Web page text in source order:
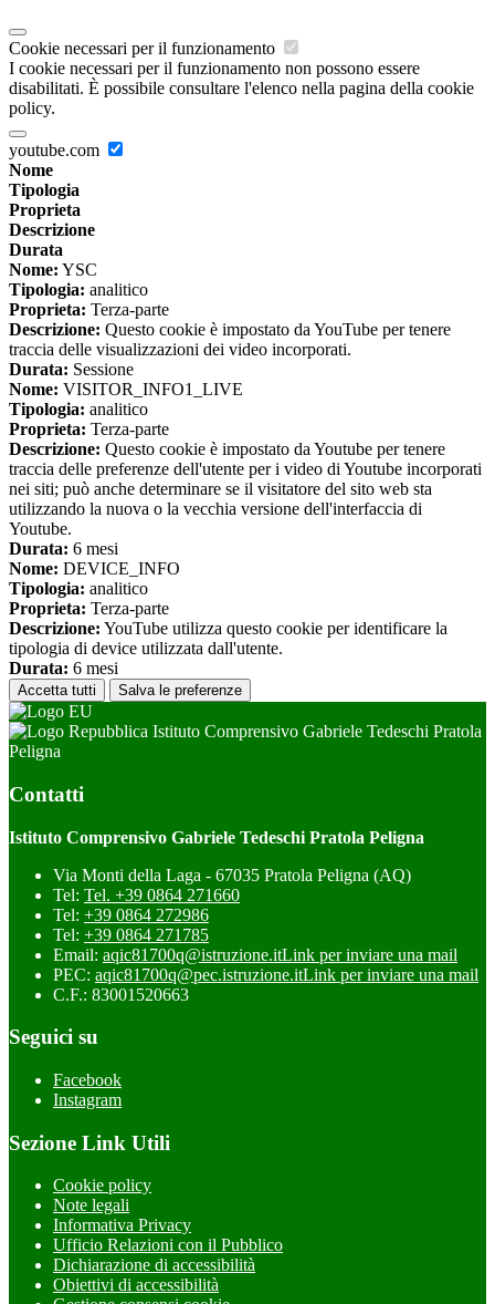
Cookie necessari per il funzionamento
I cookie necessari per il funzionamento non possono essere
disabilitati. È possibile consultare l'elenco nella pagina della cookie
policy.
youtube.com
Nome
Tipologia
Proprieta
Descrizione
Durata
Nome: YSC
Tipologia: analitico
Proprieta: Terza-parte
Descrizione: Questo cookie è impostato da YouTube per tenere
traccia delle visualizzazioni dei video incorporati.
Durata: Sessione
Nome: VISITOR_INFO1_LIVE
Tipologia: analitico
Proprieta: Terza-parte
Descrizione: Questo cookie è impostato da Youtube per tenere
traccia delle preferenze dell'utente per i video di Youtube incorporati
nei siti; può anche determinare se il visitatore del sito web sta
utilizzando la nuova o la vecchia versione dell'interfaccia di
Youtube.
Durata: 6 mesi
Nome: DEVICE_INFO
Tipologia: analitico
Proprieta: Terza-parte
Descrizione: YouTube utilizza questo cookie per identificare la
tipologia di device utilizzata dall'utente.
Durata: 6 mesi
Accetta tutti Salva le preferenze
Istituto Comprensivo Gabriele Tedeschi Pratola
Peligna
Contatti
Istituto Comprensivo Gabriele Tedeschi Pratola Peligna
Via Monti della Laga - 67035 Pratola Peligna (AQ)
Tel: Tel. +39 0864 271660
Tel: +39 0864 272986
Tel: +39 0864 271785
Email: aqic81700q@istruzione.itLink per inviare una mail
PEC: aqic81700q@pec.istruzione.itLink per inviare una mail
C.F.: 83001520663
Seguici su
Facebook
Instagram
Sezione Link Utili
Cookie policy
Note legali
Informativa Privacy
Ufficio Relazioni con il Pubblico
Dichiarazione di accessibilità
Obiettivi di accessibilità